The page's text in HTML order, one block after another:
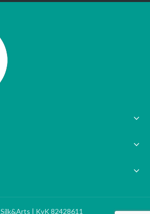
Silk&Arts | KvK 82428611